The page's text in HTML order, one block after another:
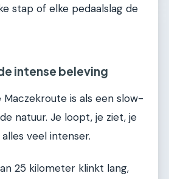
stap of elke pedaalslag de
intense beleving
is als een slow-
natuur. Je loopt, je ziet, je
veel intenser.
25 kilometer klinkt lang,